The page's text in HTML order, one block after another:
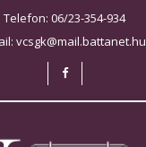
Telefon: 06/23-354-934
vcsgk@mail.battanet.hu